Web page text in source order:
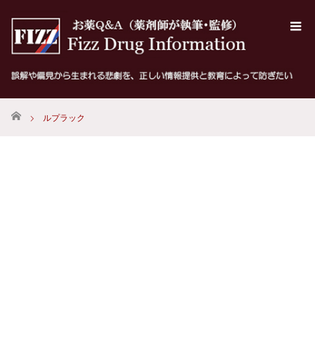
ホーム ルプラック